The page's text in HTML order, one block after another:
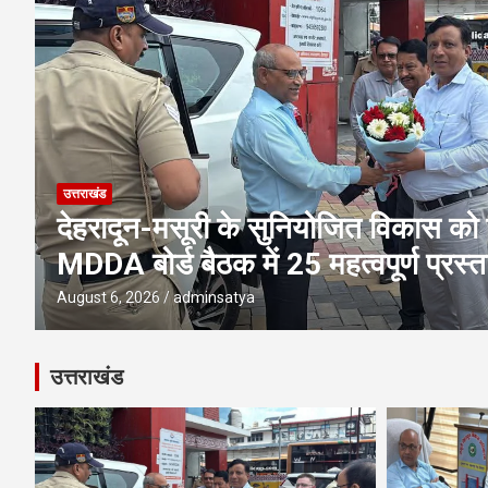
उत्तराखंड
एमडीडीए बोर्ड बैठक में 25 विकास
पूलिंग, पर्यटन, होटल, औद्योगिक भवन
परियोजनाओं पर अहम फैसले
August 6, 2026 adminsatya
उत्तराखंड